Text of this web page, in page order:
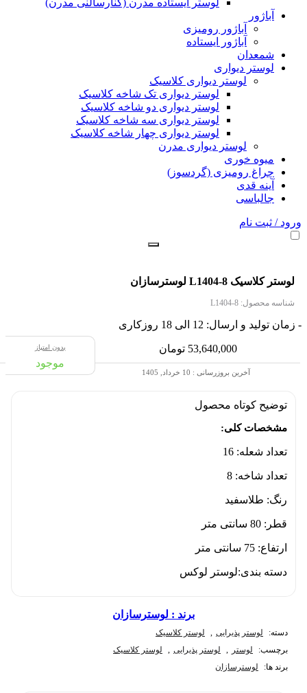
لوستر ایستاده مدرن (کنارسالنی مدرن)
آباژور
آباژور رومیزی
آباژور ایستاده
شمعدان
لوستر دیواری
لوستر دیواری کلاسیک
لوستر دیواری تک شاخه کلاسیک
لوستر دیواری دو شاخه کلاسیک
لوستر دیواری سه شاخه کلاسیک
لوستر دیواری چهار شاخه کلاسیک
لوستر دیواری مدرن
میوه خوری
چراغ رومیزی (گردسوز)
آینه قدی
جالباسی
ورود / ثبت نام
لوستر کلاسیک L1404-8 لوسترسازان
شناسه محصول: L1404-8
- زمان تولید و ارسال: 12 الی 18 روزکاری
53,640,000 تومان
آخرین بروزرسانی : 10 خرداد, 1405
بدون امتیاز
موجود
توضیح کوتاه محصول
مشخصات کلی:
تعداد شعله: 16
تعداد شاخه: 8
رنگ: طلاسفید
قطر: 80 سانتی متر
ارتفاع: 75 سانتی متر
دسته بندی:لوستر لوکس
برند : لوسترسازان
دسته: لوستر پذیرایی ,
لوستر کلاسیک
برچسب:
لوستر , لوستر پذیرایی ,
لوستر کلاسیک
برند ها:
لوسترسازان